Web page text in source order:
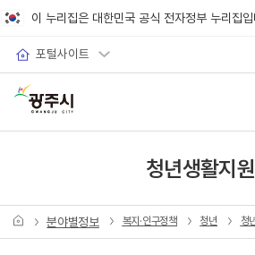
이 누리집은 대한민국 공식 전자정부 누리집
포털사이트
청년생활지원
분야별정보 복지·인구정책 청년 청